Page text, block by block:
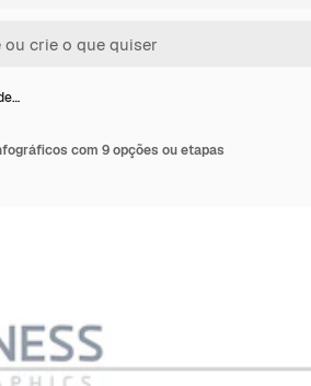
com 9 opções ou etapas